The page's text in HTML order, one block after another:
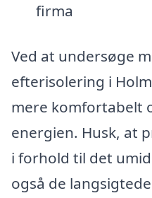
firma
Ved at undersøge
efterisolering i
mere komfortabelt
energien. Husk, at
i forhold til det
også de